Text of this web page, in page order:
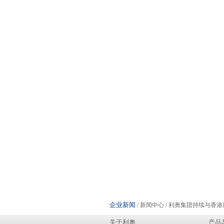
企业新闻 / 新闻中心 / 利奥集团持续与香
关于利奧 产品